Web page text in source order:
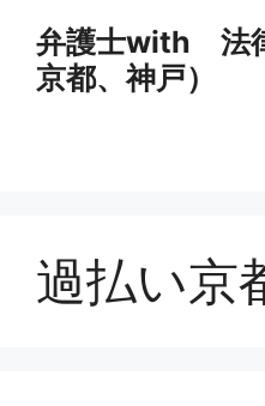
弁護士with 法
京都、神戸）
過払い京